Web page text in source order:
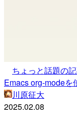
ちょっと話題の
Emacs org-modeを
川原征大
2025.02.08